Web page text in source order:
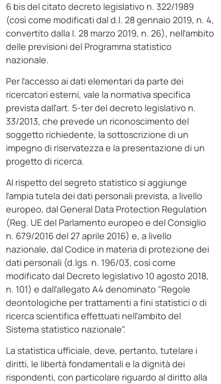
6 bis del citato decreto legislativo n. 322/1989
(così come modificati dal d.l. 28 gennaio 2019, n. 4,
convertito dalla l. 28 marzo 2019, n. 26), nell'ambito
delle previsioni del Programma statistico
nazionale.
Per l'accesso ai dati elementari da parte dei
ricercatori esterni, vale la normativa specifica
prevista dall'art. 5-ter del decreto legislativo n.
33/2013, che prevede un riconoscimento del
soggetto richiedente, la sottoscrizione di un
impegno di riservatezza e la presentazione di un
progetto di ricerca.
Al rispetto del segreto statistico si aggiunge
l'ampia tutela dei dati personali prevista, a livello
europeo, dal General Data Protection Regulation
(Reg. UE del Parlamento europeo e del Consiglio
n. 679/2016 del 27 aprile 2016) e, a livello
nazionale, dal Codice in materia di protezione dei
dati personali (d.lgs. n. 196/03, così come
modificato dal Decreto legislativo 10 agosto 2018,
n. 101) e dall'allegato A4 denominato "Regole
deontologiche per trattamenti a fini statistici o di
ricerca scientifica effettuati nell'ambito del
Sistema statistico nazionale".
La statistica ufficiale, deve, pertanto, tutelare i
diritti, le libertà fondamentali e la dignità dei
rispondenti, con particolare riguardo al diritto alla